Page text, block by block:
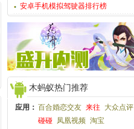
安卓手机模拟驾驶器排行榜
木蚂蚁热门推荐
应用： 百合婚恋交友 来往
大众点评
碰碰 凤凰视频 淘宝